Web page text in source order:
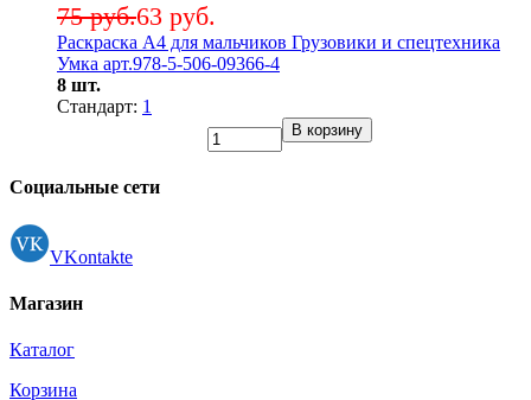
63 руб.
75 руб.
Раскраска А4 для мальчиков Грузовики и спецтехника
Умка арт.978-5-506-09366-4
8 шт.
Стандарт: 1
В корзину
Социальные сети
VKontakte
Магазин
Каталог
Корзина